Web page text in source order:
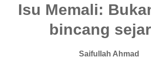
Isu Memali:
bincang
Saifullah Ahmad